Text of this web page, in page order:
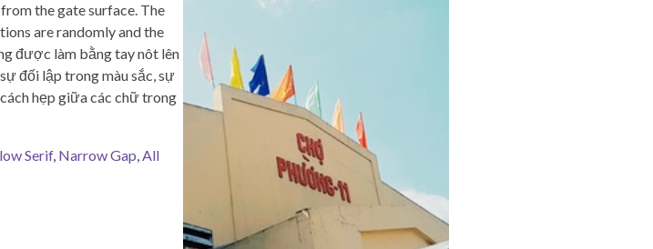
the gate surface. The
are randomly and the
được làm bằng tay nôt lên
đối lập trong màu sắc, sự
hẹp giữa các chữ trong
Serif, Narrow Gap,All